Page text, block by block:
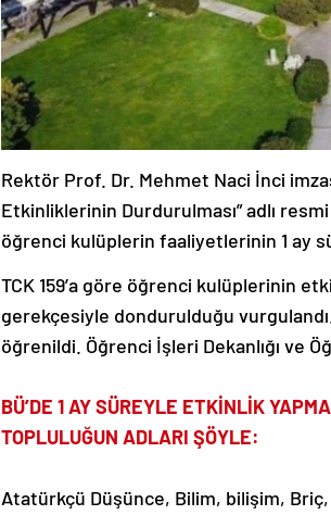
Rektör Prof. Dr. Mehmet Naci İnci
Etkinliklerinin Durdurulması” adlı
öğrenci kulüplerin faaliyetlerinin 1 ay
TCK 159’a göre öğrenci kulüplerinin
gerekçesiyle dondurulduğu
öğrenildi. Öğrenci İşleri Dekanlığı ve
BÜ’DE 1 AY SÜREYLE ETKİNLİK
TOPLULUĞUN ADLARI ŞÖYLE:
Atatürkçü Düşünce, Bilim, bilişim,